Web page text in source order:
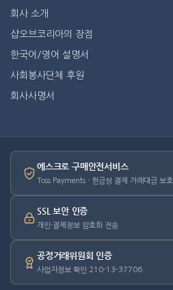
회사 소개
샵오브코리아의 장점
한국어/영어 설명서
사회봉사단체 후원
회사사명서
에스크로 구매안전서비스
Toss Payments · 현금성 결제 거래대금 보호
SSL 보안 인증
개인·결제정보 암호화 전송
공정거래위원회 인증
사업자정보 확인 210-13-37706